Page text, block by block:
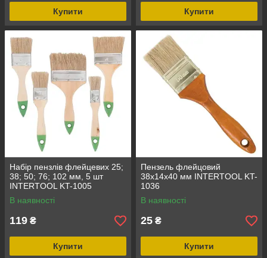
Купити Купити
Набір пензлів флейцевих 25;
38; 50; 76; 102 мм, 5 шт
INTERTOOL KT-1005
В наявності
119 ₴
Купити
Пензель флейцовий
38x14x40 мм INTERTOOL KT-
1036
В наявності
25 ₴
Купити